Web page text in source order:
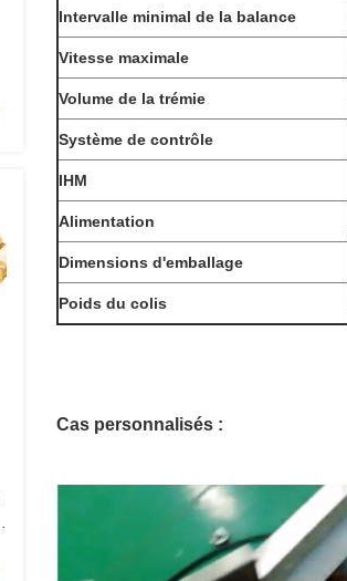
Intervalle minimal de la balance
Vitesse maximale
Volume de la trémie
Système de contrôle
IHM
Alimentation
Dimensions d'emballage
Poids du colis
Cas personnalisés :